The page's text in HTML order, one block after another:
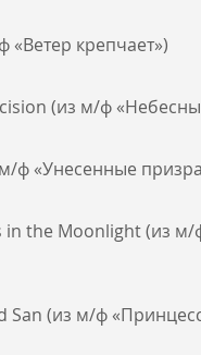
«Ветер крепчает»)
(из м/ф
ф «Унесенные
in the Moonlight (из
San (из м/ф